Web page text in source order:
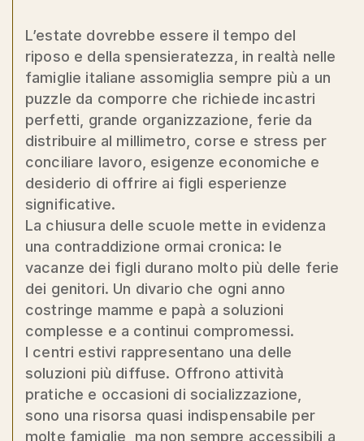
L’estate dovrebbe essere il tempo del
riposo e della spensieratezza, in realtà nelle
famiglie italiane assomiglia sempre più a un
puzzle da comporre che richiede incastri
perfetti, grande organizzazione, ferie da
distribuire al millimetro, corse e stress per
conciliare lavoro, esigenze economiche e
desiderio di offrire ai figli esperienze
significative.
La chiusura delle scuole mette in evidenza
una contraddizione ormai cronica: le
vacanze dei figli durano molto più delle ferie
dei genitori. Un divario che ogni anno
costringe mamme e papà a soluzioni
complesse e a continui compromessi.
I centri estivi rappresentano una delle
soluzioni più diffuse. Offrono attività
pratiche e occasioni di socializzazione,
sono una risorsa quasi indispensabile per
molte famiglie, ma non sempre accessibili a